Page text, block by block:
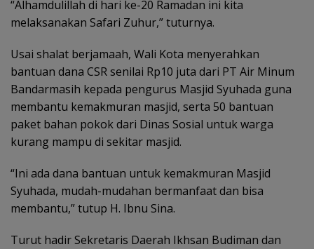
“Alhamdulillah di hari ke-20 Ramadan ini kita
melaksanakan Safari Zuhur,” tuturnya.
Usai shalat berjamaah, Wali Kota menyerahkan
bantuan dana CSR senilai Rp10 juta dari PT Air Minum
Bandarmasih kepada pengurus Masjid Syuhada guna
membantu kemakmuran masjid, serta 50 bantuan
paket bahan pokok dari Dinas Sosial untuk warga
kurang mampu di sekitar masjid.
“Ini ada dana bantuan untuk kemakmuran Masjid
Syuhada, mudah-mudahan bermanfaat dan bisa
membantu,” tutup H. Ibnu Sina.
Turut hadir Sekretaris Daerah Ikhsan Budiman dan